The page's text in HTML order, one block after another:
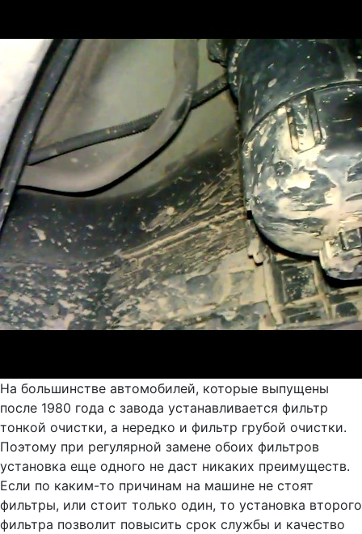
На большинстве автомобилей, которые выпущены
после 1980 года с завода устанавливается фильтр
тонкой очистки, а нередко и фильтр грубой очистки.
Поэтому при регулярной замене обоих фильтров
установка еще одного не даст никаких преимуществ.
Если по каким-то причинам на машине не стоят
фильтры, или стоит только один, то установка второго
фильтра позволит повысить срок службы и качество